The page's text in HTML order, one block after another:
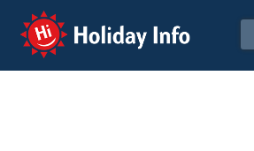
Holiday Info